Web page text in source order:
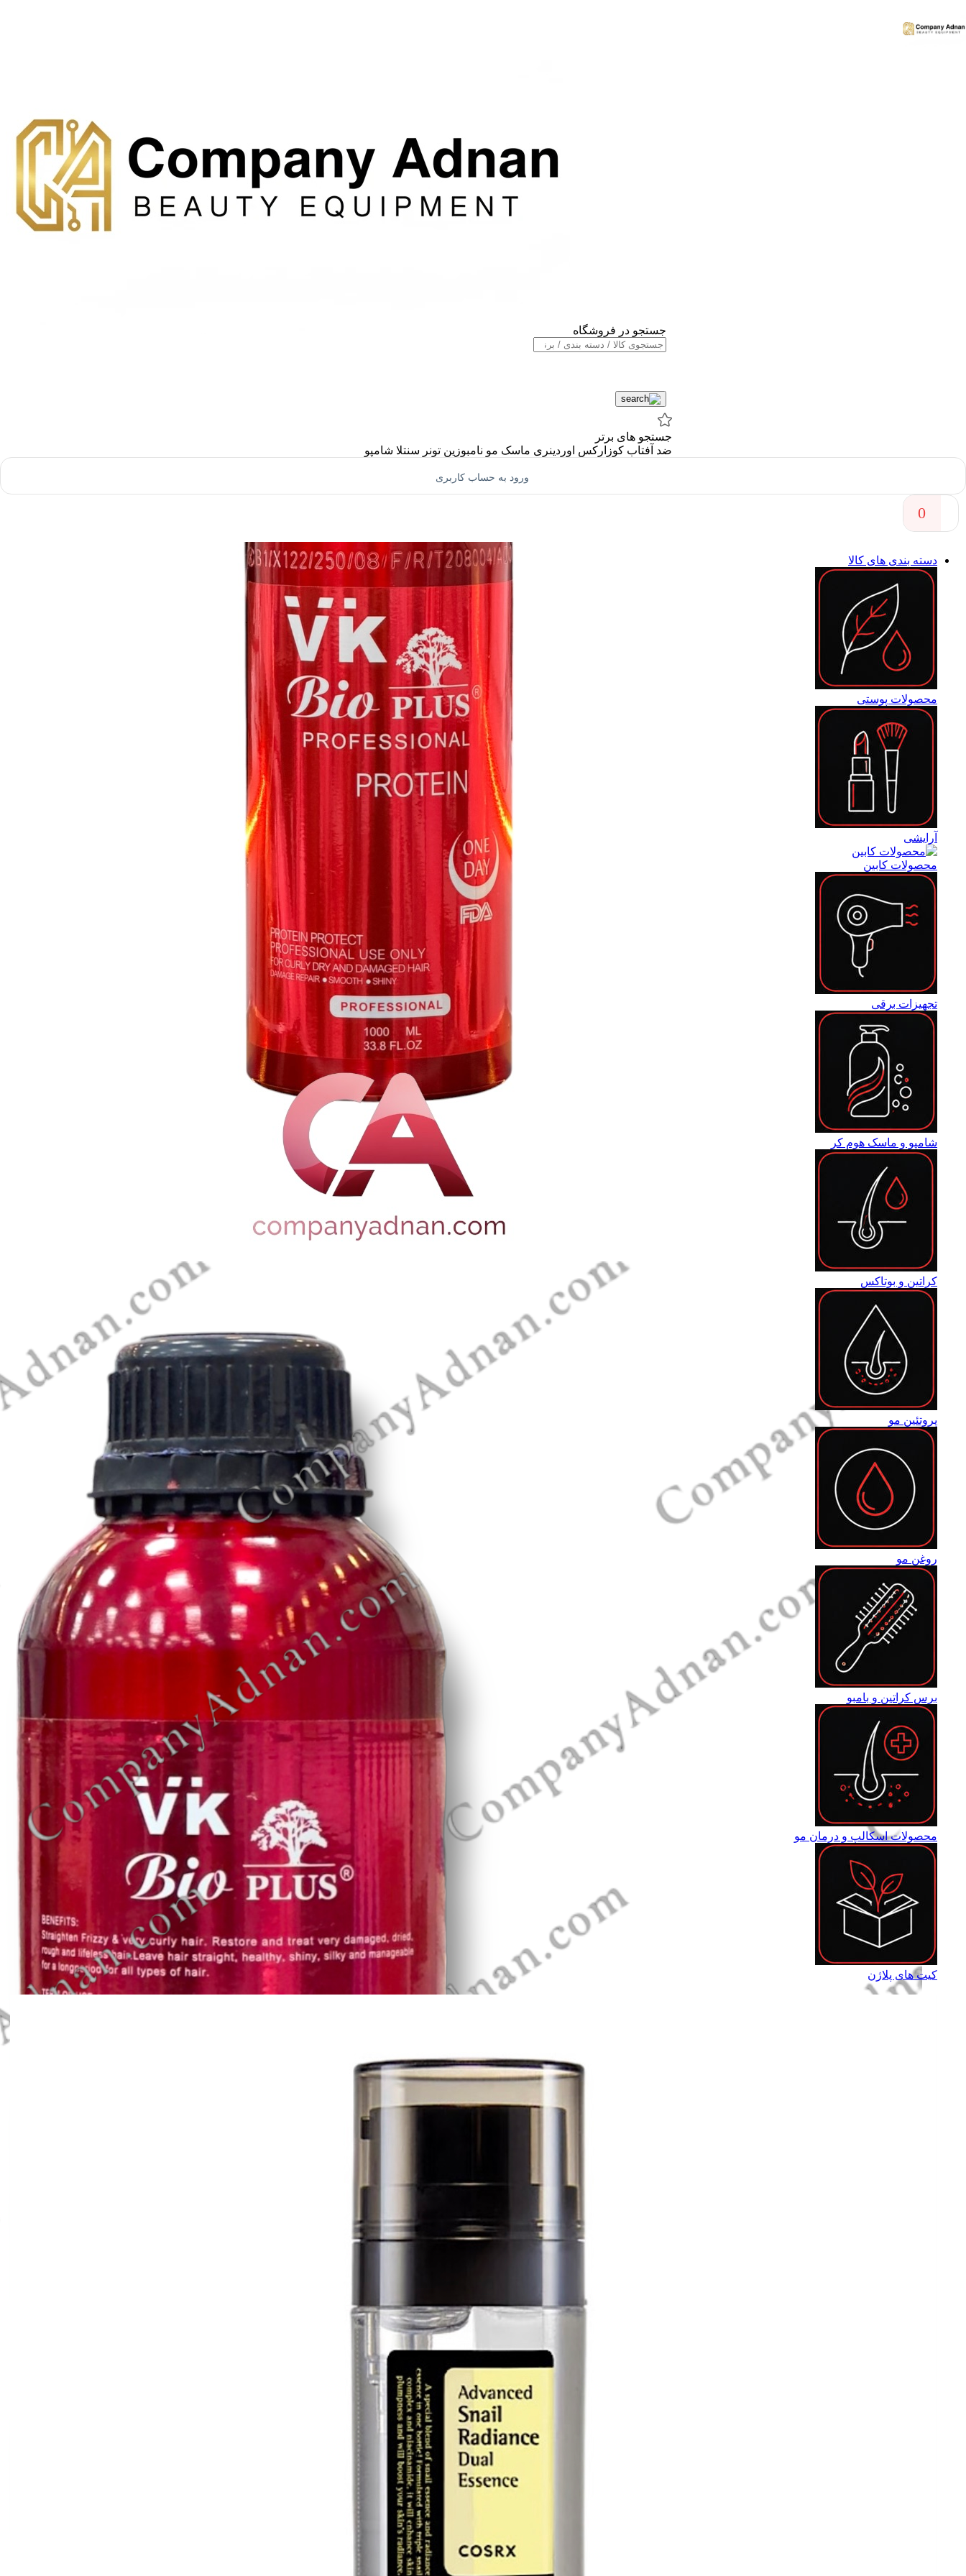
جستجو در فروشگاه
جستجو های برتر
ضد آفتاب کوزارکس اوردینری ماسک مو نامبوزین تونر سنتلا شامپو
ورود به حساب کاربری
0
دسته بندی های کالا
محصولات پوستی
آرایشی
محصولات کابین
تجهیزات برقی
شامپو و ماسک هوم کر
کراتین و بوتاکس
پروتئین مو
روغن مو
برس کراتین و بامبو
محصولات اسکالپ و درمان مو
کیت های پلاژن
خانه /